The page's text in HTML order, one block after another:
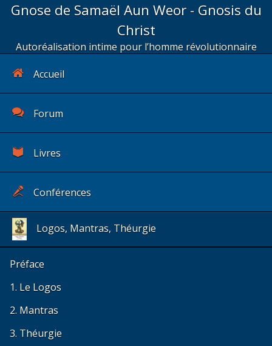
Gnose de Samaël Aun Weor - Gnosis du
Christ
Autoréalisation intime pour l’homme révolutionnaire
Accueil
Forum
Livres
Conférences
Logos, Mantras, Théurgie
Préface
1. Le Logos
2. Mantras
3. Théurgie